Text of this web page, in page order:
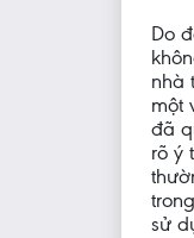
Do
nhà
một
đã
rõ ý
sử